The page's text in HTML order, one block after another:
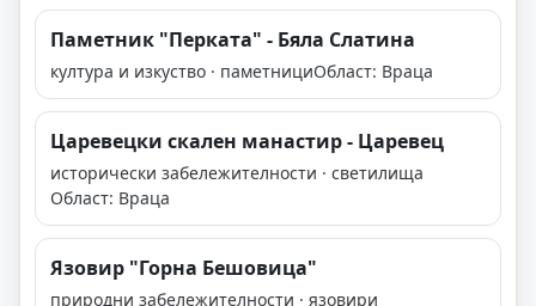
Паметник "Перката" - Бяла Слатина
култура и изкуство · паметнициОбласт: Враца
Царевецки скален манастир - Царевец
исторически забележителности · светилища
Област: Враца
Язовир "Горна Бешовица"
природни забележителности · язовири